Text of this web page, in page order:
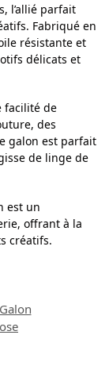
l’allié parfait
Fabriqué en
résistante et
délicats et
facilité de
des
galon est parfait
de linge de
est un
offrant à la
créatifs.
Galon